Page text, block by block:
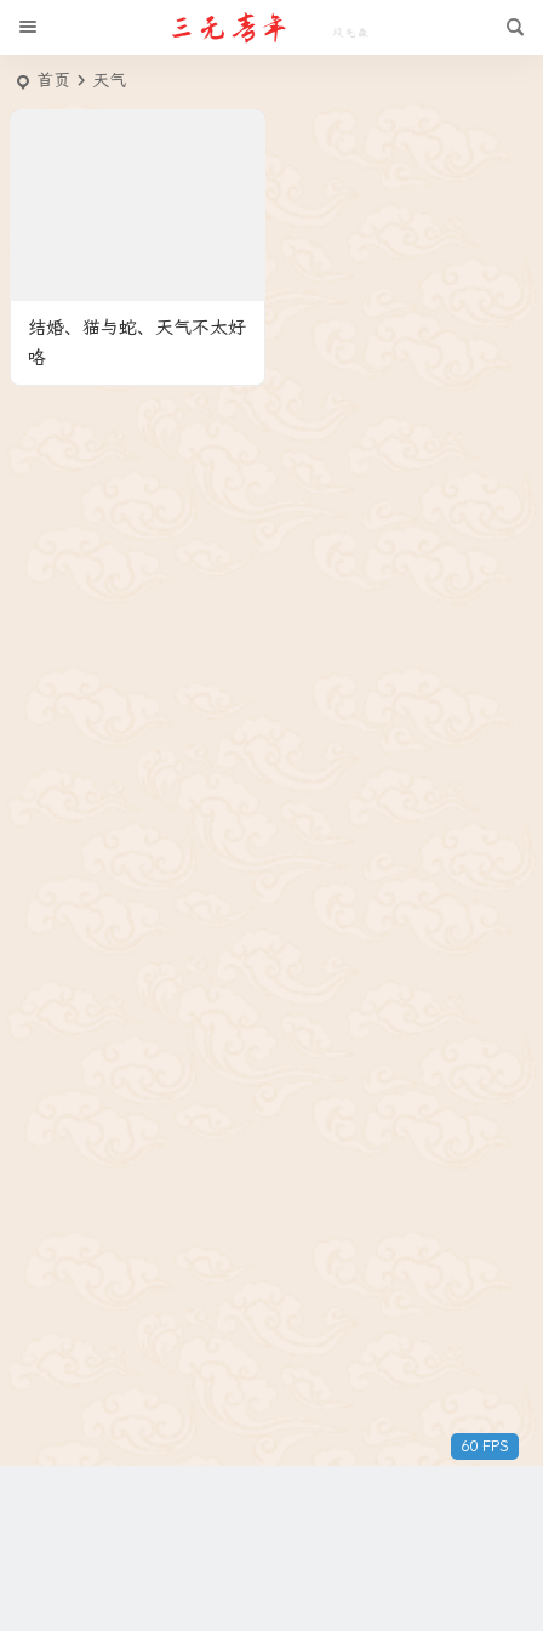
首页 天气
结婚、猫与蛇、天气不太好
咯
60 FPS